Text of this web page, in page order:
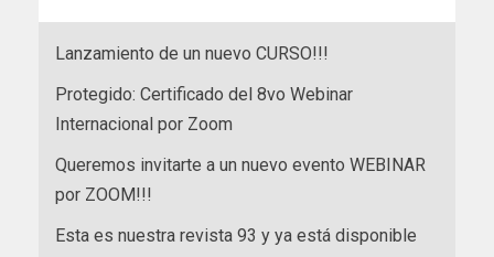
Lanzamiento de un nuevo CURSO!!!
Protegido: Certificado del 8vo Webinar
Internacional por Zoom
Queremos invitarte a un nuevo evento WEBINAR
por ZOOM!!!
Esta es nuestra revista 93 y ya está disponible